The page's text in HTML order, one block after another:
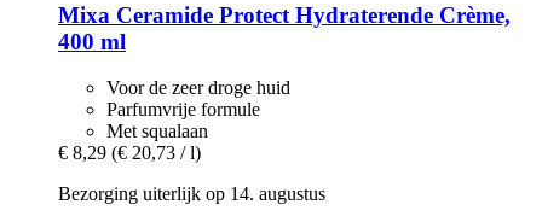
Mixa Ceramide Protect Hydraterende Crème,
400 ml
Voor de zeer droge huid
Parfumvrije formule
Met squalaan
€ 8,29 (€ 20,73 / l)
Bezorging uiterlijk op 14. augustus